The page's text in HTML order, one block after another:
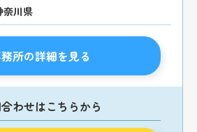
奈川県
所の詳細を見る
わせはこちらから